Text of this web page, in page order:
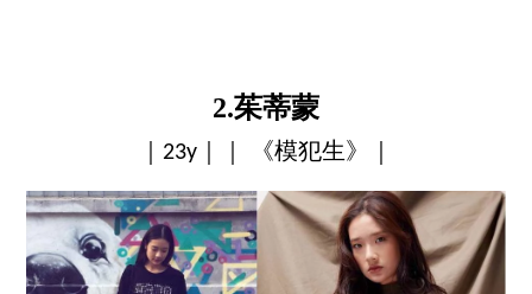
2.茱蒂蒙
｜23y｜｜ 《模犯生》｜